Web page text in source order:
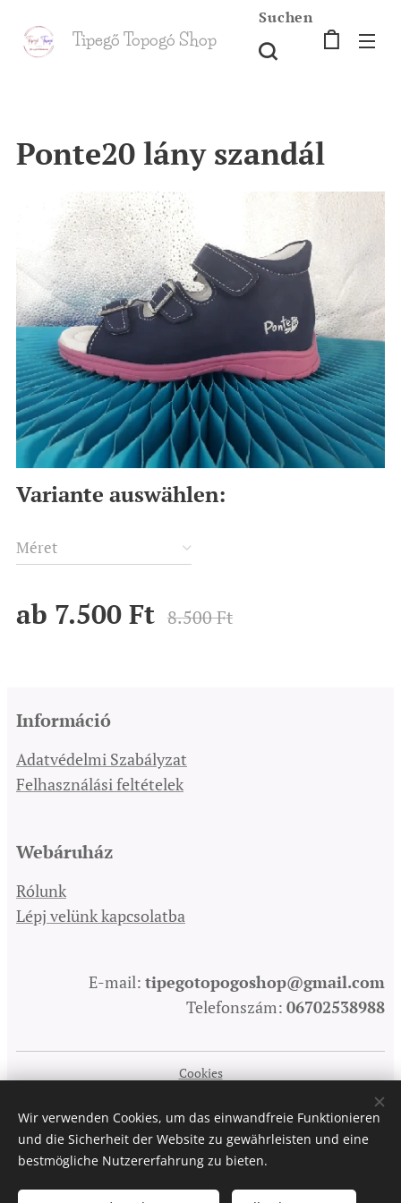
Tipegő Topogó Shop
Suchen
Ponte20 lány szandál
Variante auswählen:
Méret
ab 7.500 Ft 8.500Ft
Információ
Adatvédelmi Szabályzat
Felhasználási feltételek
Webáruház
Rólunk
Lépj velünk kapcsolatba
E-mail: tipegotopogoshop@gmail.com
Telefonszám: 06702538988
Cookies
Sprachen
Magyar
English Deutsch
Wir verwenden Cookies, um das einwandfreie Funktionieren
und die Sicherheit der Website zu gewährleisten und eine
bestmögliche Nutzererfahrung zu bieten.